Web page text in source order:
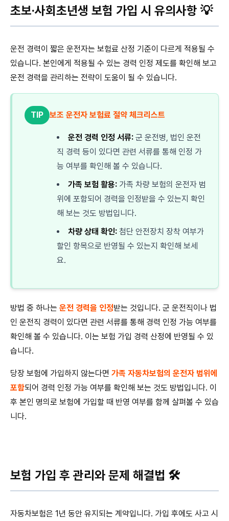
초보·사회초년생 보험 가입 시 유의사항 💡
운전 경력이 짧은 운전자는 보험료 산정 기준이 다르게 적용될 수
있습니다. 본인에게 적용될 수 있는 경력 인정 제도를 확인해 보고
운전 경력을 관리하는 전략이 도움이 될 수 있습니다.
TIP 보조 운전자 보험료 절약 체크리스트
운전 경력 인정 서류: 군 운전병, 법인 운전
직 경력 등이 있다면 관련 서류를 통해 인정 가
능 여부를 확인해 볼 수 있습니다.
가족 보험 활용: 가족 차량 보험의 운전자 범
위에 포함되어 경력을 인정받을 수 있는지 확인
해 보는 것도 방법입니다.
차량 상태 확인: 첨단 안전장치 장착 여부가
할인 항목으로 반영될 수 있는지 확인해 보세
요.
방법 중 하나는 운전 경력을 인정받는 것입니다. 군 운전직이나 법
인 운전직 경력이 있다면 관련 서류를 통해 경력 인정 가능 여부를
확인해 볼 수 있습니다. 이는 보험 가입 경력 산정에 반영될 수 있
습니다.
당장 보험에 가입하지 않는다면 가족 자동차보험의 운전자 범위에
포함되어 경력 인정 가능 여부를 확인해 보는 것도 방법입니다. 이
후 본인 명의로 보험에 가입할 때 반영 여부를 함께 살펴볼 수 있습
니다.
보험 가입 후 관리와 문제 해결법 🛠️
자동차보험은 1년 동안 유지되는 계약입니다. 가입 후에도 사고 시